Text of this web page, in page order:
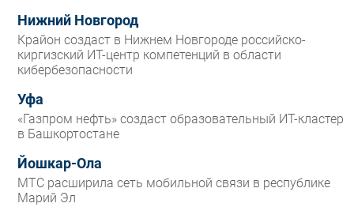
Нижний Новгород
Крайон создаст в Нижнем Новгороде российско-
киргизский ИТ-центр компетенций в области
кибербезопасности
Уфа
«Газпром нефть» создаст образовательный ИТ-кластер
в Башкортостане
Йошкар-Ола
МТС расширила сеть мобильной связи в республике
Марий Эл